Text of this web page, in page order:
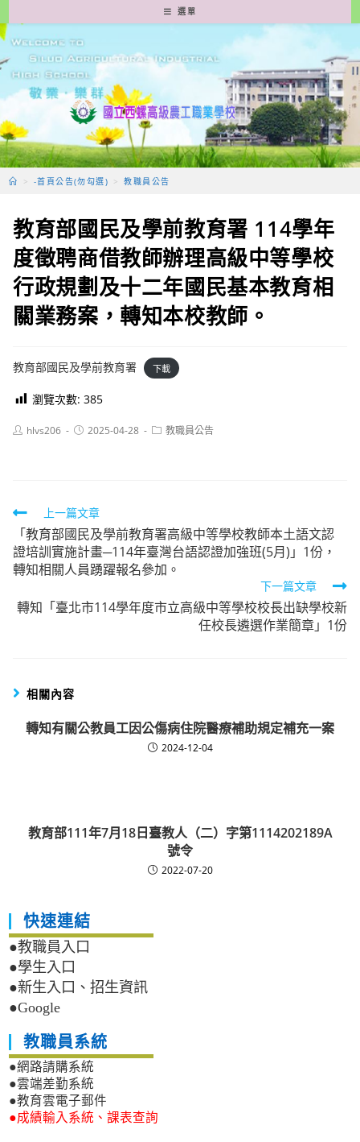
轉
至
要
容
選單
> -首頁公告(勿勾選) > 教職員公告
教育部國民及學前教育署 114學年
度徵聘商借教師辦理高級中等學校
行政規劃及十二年國民基本教育相
關業務案，轉知本校教師。
教育部國民及學前教育署 下載
瀏覽次數: 385
Posthlvs206
Post2025-04-28
Post教職員公告
Read
more
articles
上一篇文章
「教育部國民及學前教育署高級中等學校教師本土語文認
證培訓實施計畫─114年臺灣台語認證加強班(5月)」1份，
轉知相關人員踴躍報名參加。
下一篇文章
轉知「臺北市114學年度市立高級中等學校校長出缺學校新
任校長遴選作業簡章」1份
相關內容
轉知有關公教員工因公傷病住院醫療補助規定補充一案
2024-12-04
教育部111年7月18日臺教人（二）字第1114202189A
號令
2022-07-20
快速連結
●教職員入口
●學生入口
●新生入口、招生資訊
●Google
教職員系統
●網路請購系統
●雲端差勤系統
●教育雲電子郵件
●成績輸入系統、課表查詢